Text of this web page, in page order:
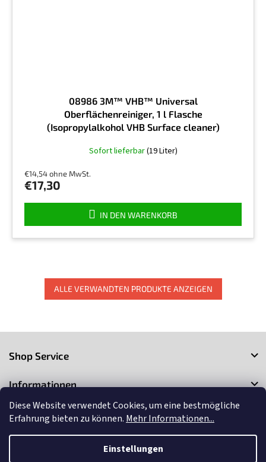
Diese Website verwendet Cookies, um eine bestmögliche
Erfahrung bieten zu können. Mehr Informationen...
Einstellungen
08986 3M™ VHB™ Universal
Oberflächenreiniger, 1 l Flasche
(Isopropylalkohol VHB Surface cleaner)
Die
durchschnittliche
von
5
Sternen.
Sofort lieferbar(19 Liter)
€14,54 ohne MwSt.
€17,30
IN DEN WARENKORB
ALLE VERWANDTEN PRODUKTE ANZEIGEN
e
Shop Service
Informationen
Kontakt